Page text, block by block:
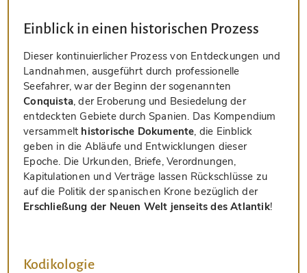
Einblick in einen historischen Prozess
Dieser kontinuierlicher Prozess von Entdeckungen und
Landnahmen, ausgeführt durch professionelle
Seefahrer, war der Beginn der sogenannten
Conquista, der Eroberung und Besiedelung der
entdeckten Gebiete durch Spanien. Das Kompendium
versammelt historische Dokumente, die Einblick
geben in die Abläufe und Entwicklungen dieser
Epoche. Die Urkunden, Briefe, Verordnungen,
Kapitulationen und Verträge lassen Rückschlüsse zu
auf die Politik der spanischen Krone bezüglich der
Erschließung der Neuen Welt jenseits des Atlantik!
Kodikologie